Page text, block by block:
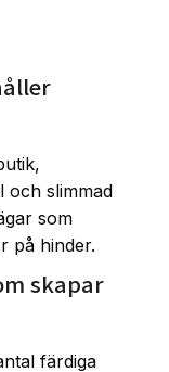
och slimmad
som
på hinder.
skapar
färdiga